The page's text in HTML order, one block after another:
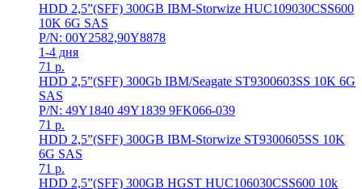
HDD 2,5”(SFF) 300GB IBM-Storwize HUC109030CSS600
10K 6G SAS
P/N: 00Y2582,90Y8878
1-4 дня
71 р.
HDD 2,5”(SFF) 300Gb IBM/Seagate ST9300603SS 10K 6G
SAS
P/N: 49Y1840 49Y1839 9FK066-039
71 р.
HDD 2,5”(SFF) 300GB IBM-Storwize ST9300605SS 10K
6G SAS
71 р.
HDD 2,5”(SFF) 300GB HGST HUC106030CSS600 10k